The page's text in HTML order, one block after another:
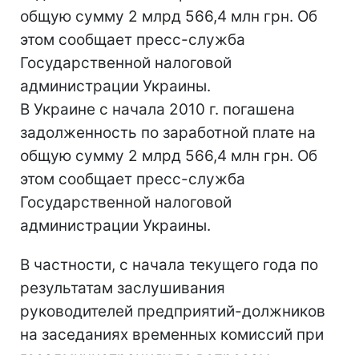
общую сумму 2 млрд 566,4 млн грн. Об
этом сообщает пресс-служба
Государственной налоговой
администрации Украины.
В Украине с начала 2010 г. погашена
задолженность по заработной плате на
общую сумму 2 млрд 566,4 млн грн. Об
этом сообщает пресс-служба
Государственной налоговой
администрации Украины.
В частности, с начала текущего года по
результатам заслушивания
руководителей предприятий-должников
на заседаниях временных комиссий при